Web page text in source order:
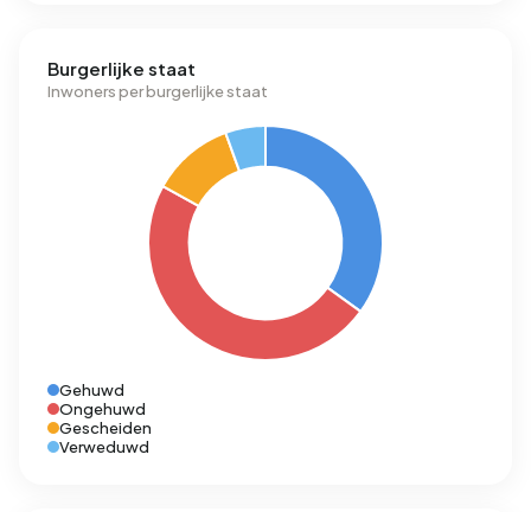
Burgerlijke staat
Inwoners per burgerlijke staat
Gehuwd
Ongehuwd
Gescheiden
Verweduwd